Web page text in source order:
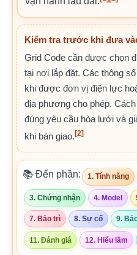
Kiểm tra trước khi đưa
Grid Code cần được chọn
tại nơi lắp đặt. Các thông
khi được đơn vị điện lực
địa phương cho phép.
đúng yêu cầu hòa lưới và
khi bàn giao. [2]
📚 Đến phần: 1. Tính năng
3. Chứng nhận 4. Model
7. Bảo trì 8. Sự cố 9.
11. Đánh giá 12. Hiểu lầm